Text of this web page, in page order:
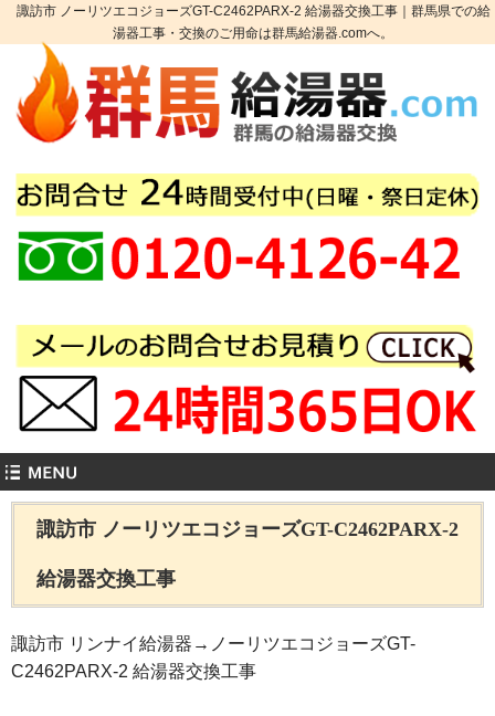
諏訪市 ノーリツエコジョーズGT-C2462PARX-2 給湯器交換工事｜群馬県での給
湯器工事・交換のご用命は群馬給湯器.comへ。
諏訪市 ノーリツエコジョーズGT-C2462PARX-2
給湯器交換工事
諏訪市 リンナイ給湯器→ノーリツエコジョーズGT-
C2462PARX-2 給湯器交換工事